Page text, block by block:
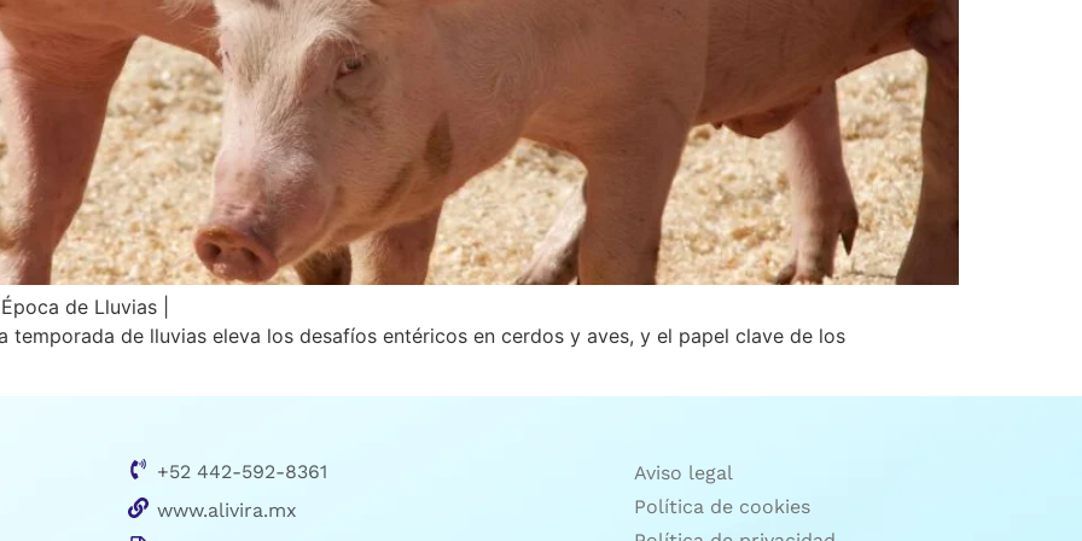
de Lluvias |
temporada de lluvias eleva los desafíos entéricos en cerdos y aves, y el papel clave de los
+52 442-592-8361
www.alivira.mx
Aviso legal
Política de cookies